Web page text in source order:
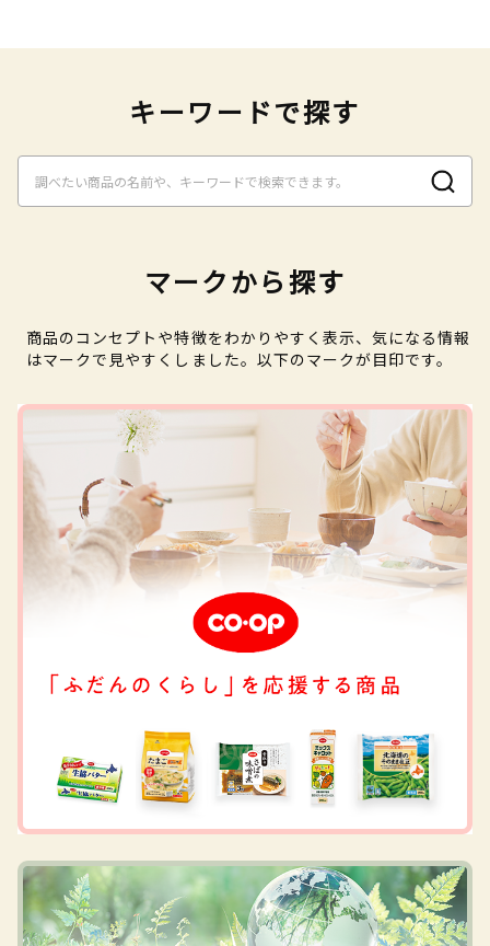
キーワードで探す
マークから探す
商品のコンセプトや特徴をわかりやすく表示、気になる情報
はマークで見やすくしました。以下のマークが目印です。